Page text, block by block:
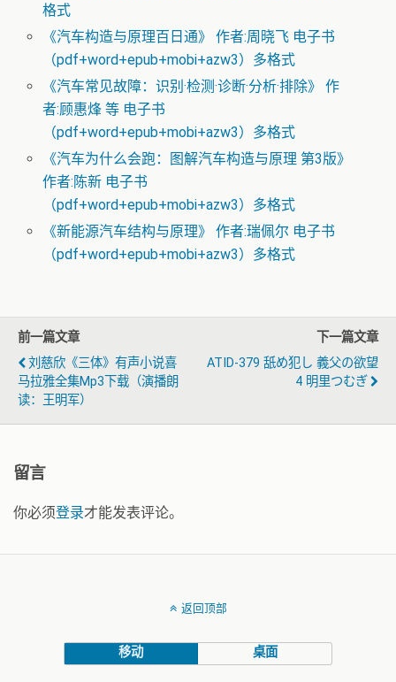
格式
《汽车构造与原理百日通》 作者:周晓飞 电子书
（pdf+word+epub+mobi+azw3）多格式
《汽车常见故障：识别·检测·诊断·分析·排除》 作
者:顾惠烽 等 电子书
（pdf+word+epub+mobi+azw3）多格式
《汽车为什么会跑：图解汽车构造与原理 第3版》
作者:陈新 电子书
（pdf+word+epub+mobi+azw3）多格式
《新能源汽车结构与原理》 作者:瑞佩尔 电子书
（pdf+word+epub+mobi+azw3）多格式
前一篇文章
刘慈欣《三体》有声小说喜
马拉雅全集mp3下载（演播朗
读：王明军）
下一篇文章
ATID-379 舐め犯し 義父の欲望
4 明里つむぎ
留言
你必须登录才能发表评论。
返回顶部
移动 桌面